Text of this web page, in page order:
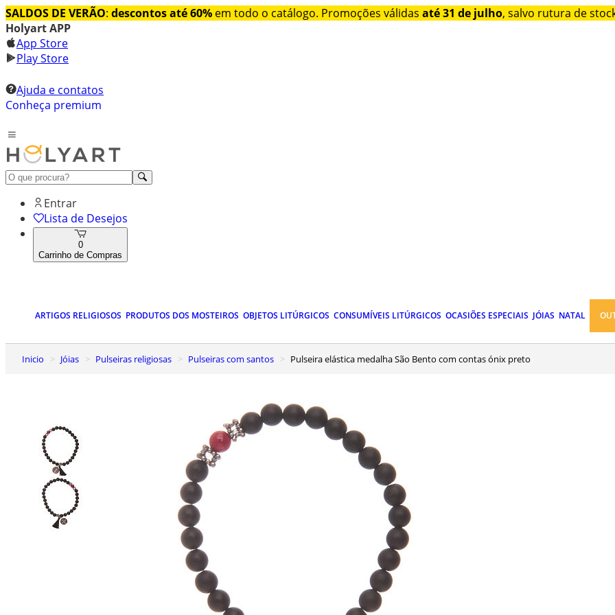
SALDOS DE VERÃO: descontos até 60% em todo o catálogo. Promoções válidas até 31 de julho, salvo rutura de
Holyart APP
App Store
Play Store
Ajuda e contatos
Conheça premium
Entrar
Lista de Desejos
0
Carrinho de Compras
ARTIGOS RELIGIOSOS PRODUTOS DOS MOSTEIROS OBJETOS LITÚRGICOS CONSUMÍVEIS LITÚRGICOS OCASIÕES ESPECIAIS JÓIAS NATAL
Inicio Jóias Pulseiras religiosas Pulseiras com santos Pulseira elástica medalha São Bento com contas ónix preto